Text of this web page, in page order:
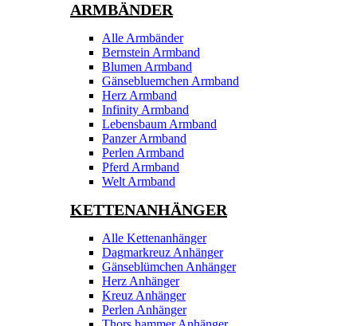
ARMBÄNDER
Alle Armbänder
Bernstein Armband
Blumen Armband
Gänsebluemchen Armband
Herz Armband
Infinity Armband
Lebensbaum Armband
Panzer Armband
Perlen Armband
Pferd Armband
Welt Armband
KETTENANHÄNGER
Alle Kettenanhänger
Dagmarkreuz Anhänger
Gänseblümchen Anhänger
Herz Anhänger
Kreuz Anhänger
Perlen Anhänger